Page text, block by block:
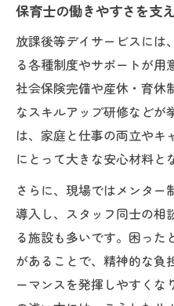
保育士の働きやすさを支
放課後等デイサービスには
る各種制度やサポートが用
社会保険完備や産休・育休
なスキルアップ研修などが
は、家庭と仕事の両立やキ
にとって大きな安心材料と
さらに、現場ではメンター
導入し、スタッフ同士の相
る施設も多いです。困った
があることで、精神的な負
ーマンスを発揮しやすくな